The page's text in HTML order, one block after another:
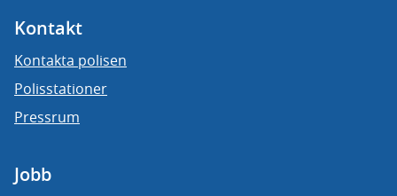
Kontakt
Kontakta polisen
Polisstationer
Pressrum
Jobb